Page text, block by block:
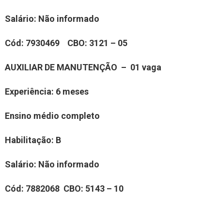
Salário: Não informado
Cód: 7930469 CBO: 3121 – 05
AUXILIAR DE MANUTENÇÃO – 01 vaga
Experiência: 6 meses
Ensino médio completo
Habilitação: B
Salário: Não informado
Cód: 7882068 CBO: 5143 – 10